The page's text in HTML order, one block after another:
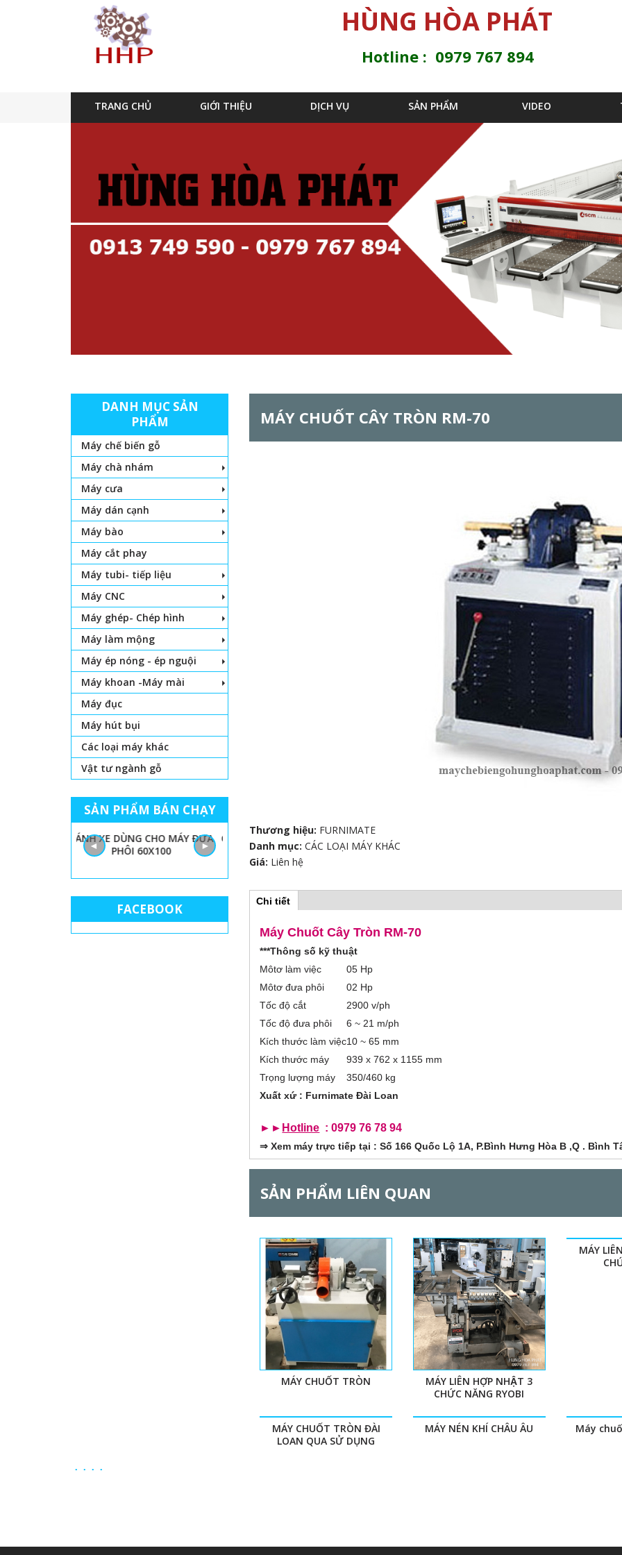
Jump to navigation
HÙNG HÒA PHÁT
Hotline : 0979 767 894
TRANG CHỦ GIỚI THIỆU DỊCH VỤ SẢN PHẨM VIDEO
MÁY CHUỐT CÂY TRÒN RM-70
Thương hiệu: FURNIMATE
Danh mục:CÁC LOẠI MÁY KHÁC
Giá: Liên hệ
o
o
n
a
l
G
Chi tiết(
b
o
ạ
đ
n
g
Máy Chuốt Cây Tròn RM-70
***Thông số kỹ thuật
Môtơ làm việc
05 Hp
Môtơ đưa phôi
02 Hp
Tốc độ cắt
2900 v/ph
Tốc độ đưa phôi
6 ~ 21 m/ph
Kích thước làm việc10 ~ 65 mm
Kích thước máy
939 x 762 x 1155 mm
Trọng lượng máy
350/460 kg
Xuất xứ : Furnimate Đài Loan
►► Hotline : 0979 76 78 94
⇒ Xem máy trực tiếp tại : Số 166 Quốc Lộ 1A, P.Bình Hưng Hòa B ,Q . Bình
SẢN PHẨM LIÊN QUAN
MÁY CHUỐT TRÒN
MÁY LIÊN HỢP NHẬT 3
CHỨC NĂNG RYOBI
MÁY
MÁY CHUỐT TRÒN ĐÀI
LOAN QUA SỬ DỤNG
MÁY NÉN KHÍ CHÂU ÂU Máy
DANH MỤC SẢN
PHẨM
Máy chế biến gỗ
Máy chà nhám
Máy cưa
Máy dán cạnh
Máy bào
Máy cắt phay
Máy tubi- tiếp liệu
Máy CNC
Máy ghép- Chép hình
Máy làm mộng
Máy ép nóng - ép nguội
Máy khoan -Máy mài
Máy đục
Máy hút bụi
Các loại máy khác
Vật tư ngành gỗ
SẢN PHẨM BÁN CHẠY
BÁNH XE DÙNG CHO MÁY ĐƯA
PHÔI 60X100
GIẤY NHÁM MÁY CHÀ NHÁM
THÙNG
◄ ►
FACEBOOK